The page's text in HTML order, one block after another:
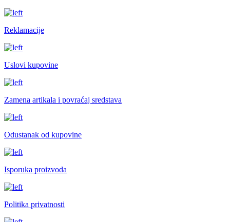
Reklamacije
Uslovi kupovine
Zamena artikala i povraćaj sredstava
Odustanak od kupovine
Isporuka proizvoda
Politika privatnosti